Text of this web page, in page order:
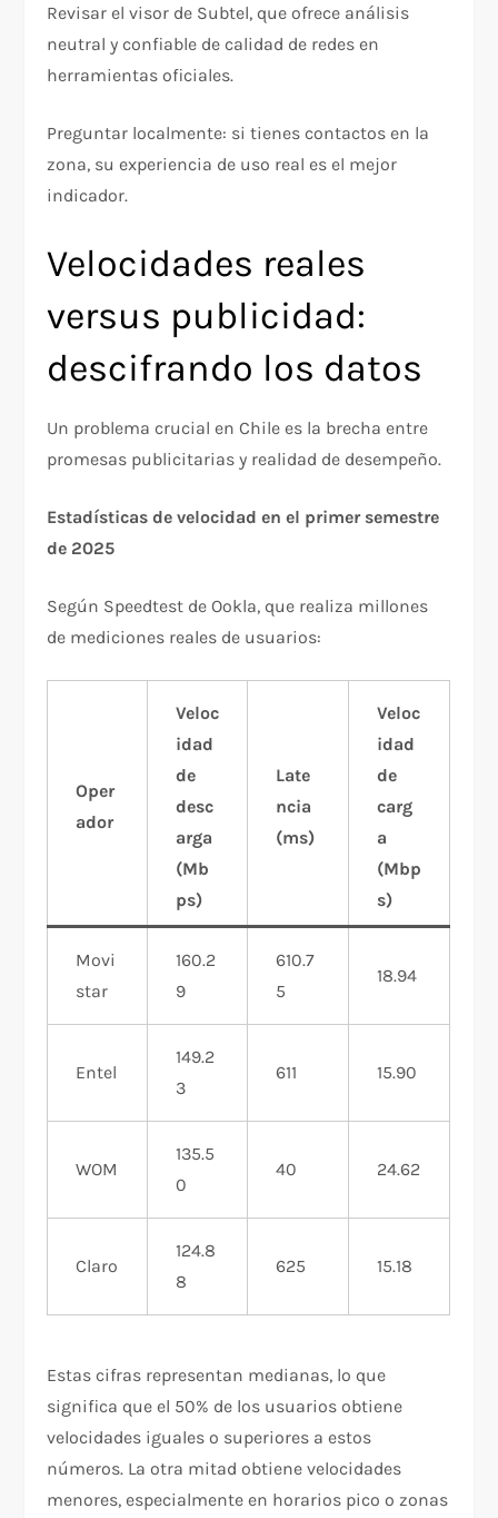
Revisar el visor de Subtel, que ofrece análisis
neutral y confiable de calidad de redes en
herramientas oficiales.​
Preguntar localmente: si tienes contactos en la
zona, su experiencia de uso real es el mejor
indicador.​
Velocidades reales
versus publicidad:
descifrando los datos
Un problema crucial en Chile es la brecha entre
promesas publicitarias y realidad de desempeño.
Estadísticas de velocidad en el primer semestre
de 2025
Según Speedtest de Ookla, que realiza millones
de mediciones reales de usuarios:
Oper
ador
Veloc
idad
de
desc
arga
(Mb
ps)
Late
ncia
(ms)
Veloc
idad
de
carg
a
(Mbp
s)
Movi
star
160.2
9
610.7
5
18.94
Entel
149.2
3
611 15.90
WOM
135.5
0
40 24.62
Claro
124.8
8
625 15.18
Estas cifras representan medianas, lo que
significa que el 50% de los usuarios obtiene
velocidades iguales o superiores a estos
números. La otra mitad obtiene velocidades
menores, especialmente en horarios pico o zonas